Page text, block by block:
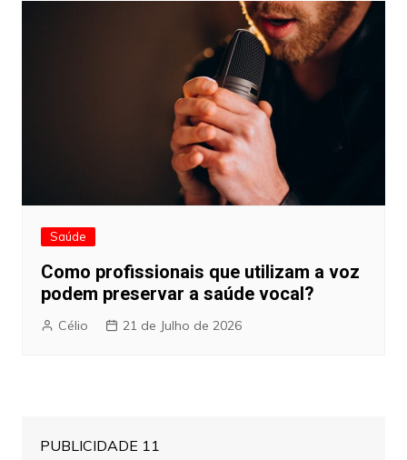
Saúde
Como profissionais que utilizam a voz
podem preservar a saúde vocal?
Célio 21 de Julho de 2026
PUBLICIDADE 11